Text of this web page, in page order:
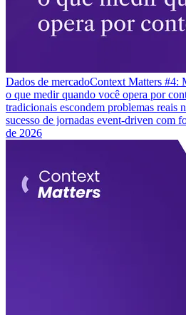
Dados de mercadoContext Matters #4:
o que medir quando você opera por
tradicionais escondem problemas reais
sucesso de jornadas event-driven com
de 2026